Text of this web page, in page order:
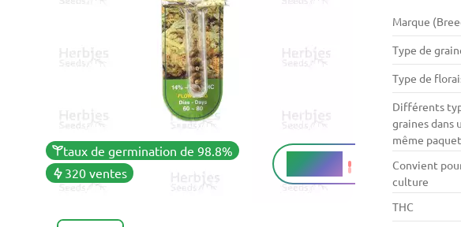
taux de germination de 98.8%
320 ventes
14 - 18%
THC
Marque
Type de
Type de
Différents
graines dans
même paquet
Convient
culture
THC